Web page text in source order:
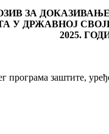
ЗА
У ДРЖАВНОЈ
2025.
програма заштите,